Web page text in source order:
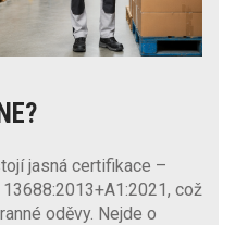
jasná certifikace –
což
oděvy. Nejde o